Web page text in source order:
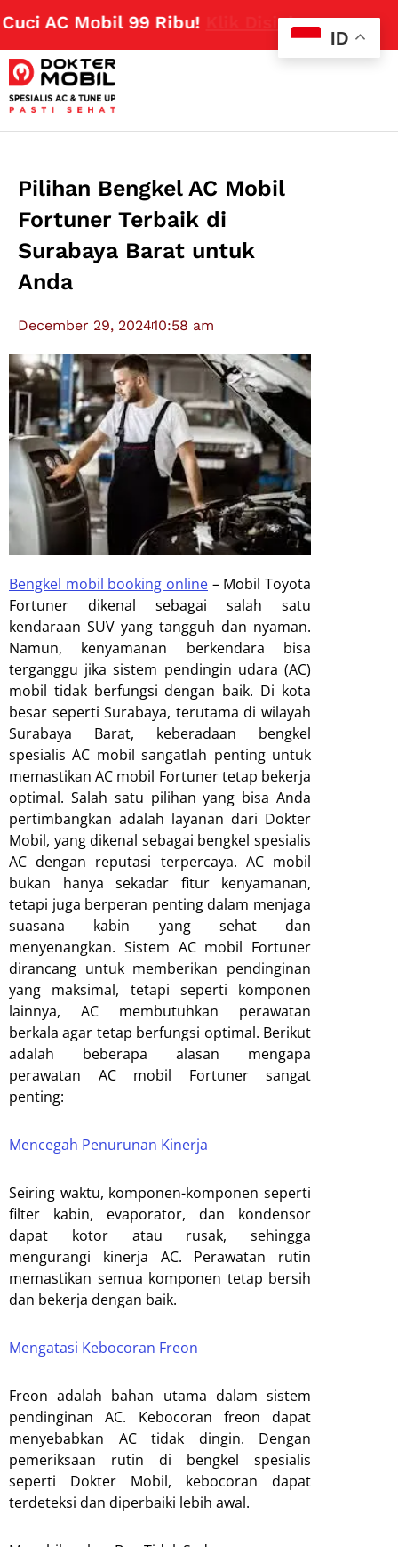
AC Mobil 99 Ribu!Klik Disini
Pilihan Bengkel AC Mobil
Fortuner Terbaik di
Surabaya Barat untuk
Anda
December 29, 202410:58 am
Bengkel mobil booking online – Mobil Toyota
Fortuner dikenal sebagai salah satu
kendaraan SUV yang tangguh dan nyaman.
Namun, kenyamanan berkendara bisa
terganggu jika sistem pendingin udara (AC)
mobil tidak berfungsi dengan baik. Di kota
besar seperti Surabaya, terutama di wilayah
Surabaya Barat, keberadaan bengkel
spesialis AC mobil sangatlah penting untuk
memastikan AC mobil Fortuner tetap bekerja
optimal. Salah satu pilihan yang bisa Anda
pertimbangkan adalah layanan dari Dokter
Mobil, yang dikenal sebagai bengkel spesialis
AC dengan reputasi terpercaya. AC mobil
bukan hanya sekadar fitur kenyamanan,
tetapi juga berperan penting dalam menjaga
suasana kabin yang sehat dan
menyenangkan. Sistem AC mobil Fortuner
dirancang untuk memberikan pendinginan
yang maksimal, tetapi seperti komponen
lainnya, AC membutuhkan perawatan
berkala agar tetap berfungsi optimal. Berikut
adalah beberapa alasan mengapa
perawatan AC mobil Fortuner sangat
penting:
Mencegah Penurunan Kinerja
Seiring waktu, komponen-komponen seperti
filter kabin, evaporator, dan kondensor
dapat kotor atau rusak, sehingga
mengurangi kinerja AC. Perawatan rutin
memastikan semua komponen tetap bersih
dan bekerja dengan baik.
Mengatasi Kebocoran Freon
Freon adalah bahan utama dalam sistem
pendinginan AC. Kebocoran freon dapat
menyebabkan AC tidak dingin. Dengan
pemeriksaan rutin di bengkel spesialis
seperti Dokter Mobil, kebocoran dapat
terdeteksi dan diperbaiki lebih awal.
ID